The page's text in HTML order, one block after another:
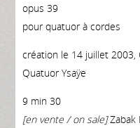
opus 39
pour quatuor à cordes
création le 14 juillet 2003,
Quatuor Ysaÿe
9 min 30
[en vente / on sale]Zabak